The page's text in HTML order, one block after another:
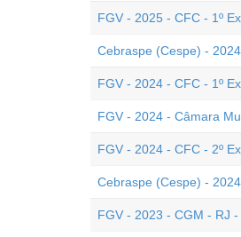
FGV - 2025 - CFC - 1º
Cebraspe (Cespe) -
FGV - 2024 - CFC - 1º
FGV - 2024 - Câmara
FGV - 2024 - CFC - 2º
Cebraspe (Cespe) -
FGV - 2023 - CGM - RJ